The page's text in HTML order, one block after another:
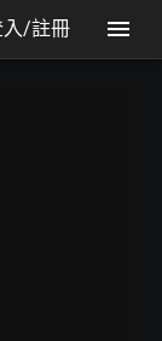
入/註冊